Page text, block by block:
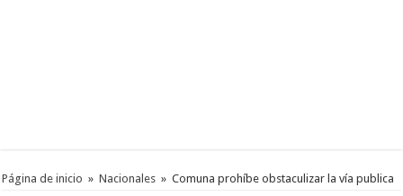
Página de inicio » Nacionales » Comuna prohíbe obstaculizar la vía publica